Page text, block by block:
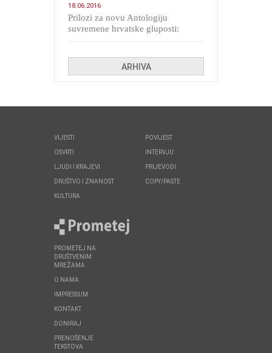
18.06.2016
Prilozi za novu Antologiju
suvremene hrvatske gluposti:
ARHIVA
VIJESTI
OSVRTI
LJUDI I KRAJEVI
DRUŠTVO I ZNANOST
KULTURA
POVIJEST
INTERVJU
PRIJEVODI
COPY/PASTE
PROMETEJ NA
DRUŠTVENIM
MREŽAMA
O NAMA
IMPRESSUM
KONTAKT
DONIRAJ
PRENOŠENJE
TEKSTOVA